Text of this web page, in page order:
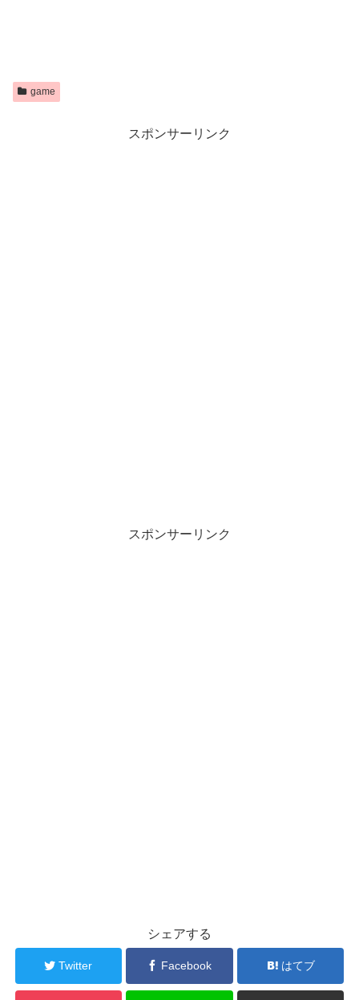
game
スポンサーリンク
スポンサーリンク
シェアする
Twitter Facebook はてブ